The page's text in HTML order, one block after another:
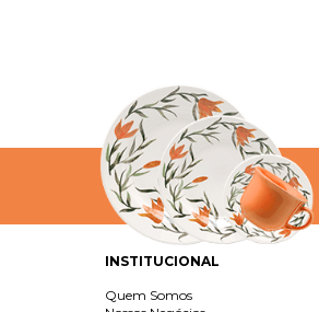
INSTITUCIONAL
Quem Somos